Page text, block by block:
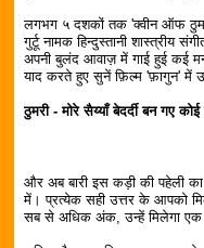
लगभग ५ दशकों तक 'क्वीन ऑफ
गुर्टू नामक हिन्दुस्तानी शास्त्रीय
अपनी बुलंद आवाज़ में गाई हुई कई
याद करते हुए सुनें फ़िल्म 'फ़ागुन' में
ठुमरी - मोरे सैय्याँ बेदर्दी बन गए
और अब बारी इस कड़ी की पहेली का
में। प्रत्येक सही उत्तर के आपको
सब से अधिक अंक, उन्हें मिलेगा एक